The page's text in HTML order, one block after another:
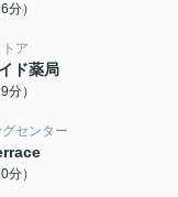
分）
トア
ド薬局
分）
センター
分）